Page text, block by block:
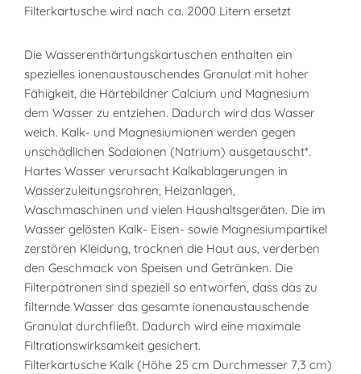
Filterkartusche wird nach ca. 2000 Litern ersetzt
Die Wasserenthärtungskartuschen enthalten ein
spezielles ionenaustauschendes Granulat mit hoher
Fähigkeit, die Härtebildner Calcium und Magnesium
dem Wasser zu entziehen. Dadurch wird das Wasser
weich. Kalk- und Magnesiumionen werden gegen
unschädlichen Sodaionen (Natrium) ausgetauscht*.
Hartes Wasser verursacht Kalkablagerungen in
Wasserzuleitungsrohren, Heizanlagen,
Waschmaschinen und vielen Haushaltsgeräten. Die im
Wasser gelösten Kalk- Eisen- sowie Magnesiumpartikel
zerstören Kleidung, trocknen die Haut aus, verderben
den Geschmack von Speisen und Getränken. Die
Filterpatronen sind speziell so entworfen, dass das zu
filternde Wasser das gesamte ionenaustauschende
Granulat durchfließt. Dadurch wird eine maximale
Filtrationswirksamkeit gesichert.
Filterkartusche Kalk (Höhe 25 cm Durchmesser 7,3 cm)